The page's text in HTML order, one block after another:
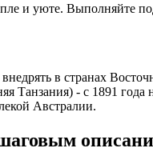
и уюте. Выполняйте
в странах
Танзания) - с 1891
Австралии.